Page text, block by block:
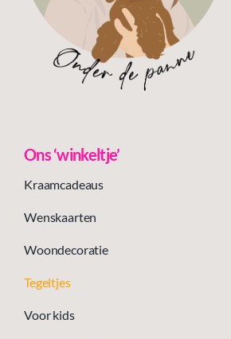
Ons ‘winkeltje’
Kraamcadeaus
Wenskaarten
Woondecoratie
Tegeltjes
Voor kids